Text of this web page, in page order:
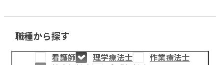
採用情報
医療・介護事業
職種から探す
看護師 理学療法士
作業療法士